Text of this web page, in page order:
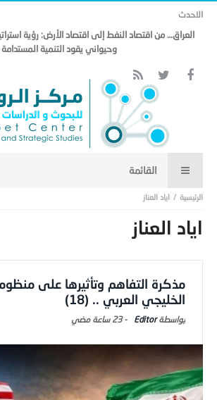
الاحدث
العراق… من اقتصاد النفط إلى اقتصاد الأرض: رؤية
وحيواني يقود التنمية المستدامة
اياد العناز
اياد العناز
مذكرة التفاهم وتأثيرها على
الخليجي العربي .. (18)
Editor
-23 ساعة ‎مضي